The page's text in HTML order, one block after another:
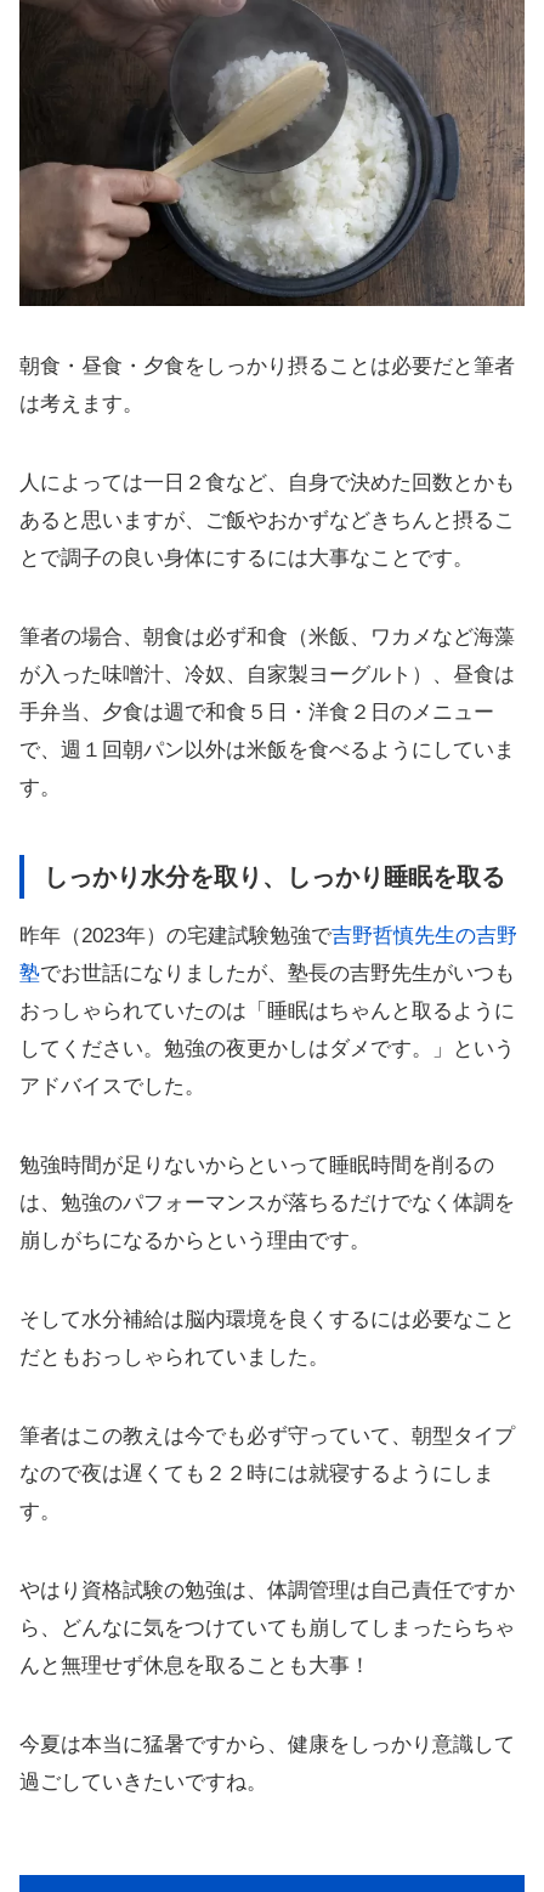
朝食・昼食・夕食をしっかり摂ることは必要だと筆者
は考えます。
人によっては一日２食など、自身で決めた回数とかも
あると思いますが、ご飯やおかずなどきちんと摂るこ
とで調子の良い身体にするには大事なことです。
筆者の場合、朝食は必ず和食（米飯、ワカメなど海藻
が入った味噌汁、冷奴、自家製ヨーグルト）、昼食は
手弁当、夕食は週で和食５日・洋食２日のメニュー
で、週１回朝パン以外は米飯を食べるようにしていま
す。
しっかり水分を取り、しっかり睡眠を取る
昨年（2023年）の宅建試験勉強で吉野哲慎先生の吉野
塾でお世話になりましたが、塾長の吉野先生がいつも
おっしゃられていたのは「睡眠はちゃんと取るように
してください。勉強の夜更かしはダメです。」という
アドバイスでした。
勉強時間が足りないからといって睡眠時間を削るの
は、勉強のパフォーマンスが落ちるだけでなく体調を
崩しがちになるからという理由です。
そして水分補給は脳内環境を良くするには必要なこと
だともおっしゃられていました。
筆者はこの教えは今でも必ず守っていて、朝型タイプ
なので夜は遅くても２２時には就寝するようにしま
す。
やはり資格試験の勉強は、体調管理は自己責任ですか
ら、どんなに気をつけていても崩してしまったらちゃ
んと無理せず休息を取ることも大事！
今夏は本当に猛暑ですから、健康をしっかり意識して
過ごしていきたいですね。